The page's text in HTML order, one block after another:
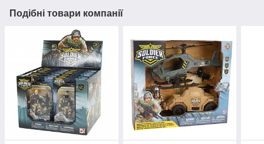
Подібні товари компанії